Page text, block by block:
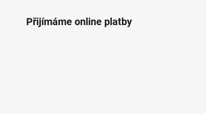
Přijímáme online platby